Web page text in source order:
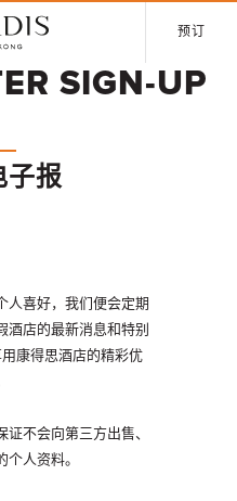
预订
SIGN-UP
子报
人喜好，我们便会定期
酒店的最新消息和特别
康得思酒店的精彩优
不会向第三方出售、
人资料。